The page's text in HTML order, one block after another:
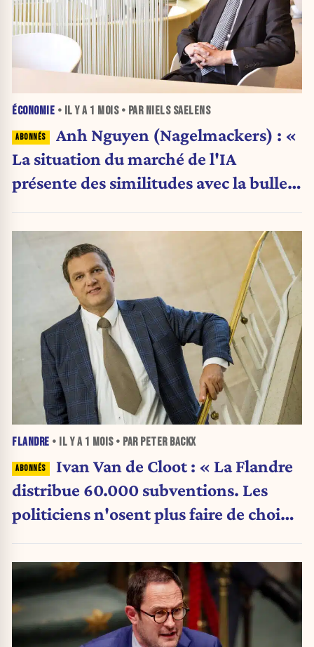
ÉCONOMIE • IL Y A 1 MOIS• PAR NIELS SAELENS
Anh Nguyen (Nagelmackers) : «
La situation du marché de l'IA
présente des similitudes avec la bulle
FLANDRE • IL Y A 1 MOIS• PAR PETER BACKX
Ivan Van de Cloot : « La Flandre
distribue 60.000 subventions. Les
politiciens n'osent plus faire de choix.